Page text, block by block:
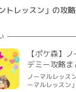
トレッスン」の攻
【ポケ森】
デミー攻略ま
ノーマルレッス
ーマルレッスン